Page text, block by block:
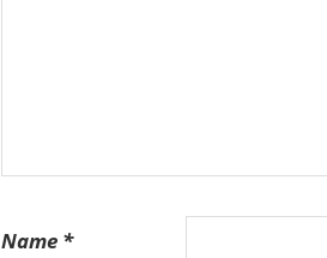
Name *